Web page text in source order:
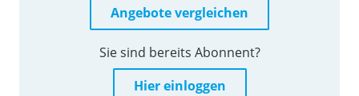
Angebote vergleichen
Sie sind bereits Abonnent?
Hier einloggen